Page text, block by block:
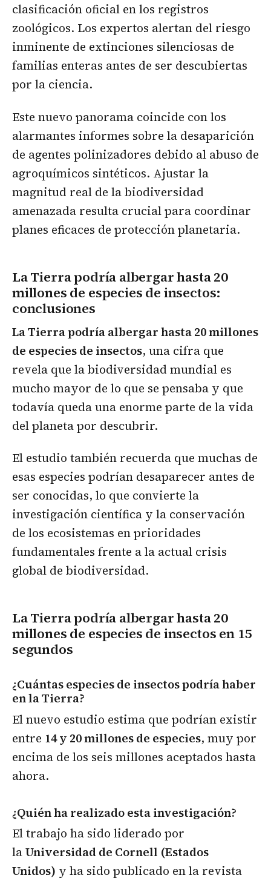
clasificación oficial en los registros
zoológicos. Los expertos alertan del riesgo
inminente de extinciones silenciosas de
familias enteras antes de ser descubiertas
por la ciencia.
Este nuevo panorama coincide con los
alarmantes informes sobre la desaparición
de agentes polinizadores debido al abuso de
agroquímicos sintéticos. Ajustar la
magnitud real de la biodiversidad
amenazada resulta crucial para coordinar
planes eficaces de protección planetaria.
La Tierra podría albergar hasta 20
millones de especies de insectos:
conclusiones
La Tierra podría albergar hasta 20 millones
de especies de insectos, una cifra que
revela que la biodiversidad mundial es
mucho mayor de lo que se pensaba y que
todavía queda una enorme parte de la vida
del planeta por descubrir.
El estudio también recuerda que muchas de
esas especies podrían desaparecer antes de
ser conocidas, lo que convierte la
investigación científica y la conservación
de los ecosistemas en prioridades
fundamentales frente a la actual crisis
global de biodiversidad.
La Tierra podría albergar hasta 20
millones de especies de insectos en 15
segundos
¿Cuántas especies de insectos podría haber
en la Tierra?
El nuevo estudio estima que podrían existir
entre 14 y 20 millones de especies, muy por
encima de los seis millones aceptados hasta
ahora.
¿Quién ha realizado esta investigación?
El trabajo ha sido liderado por
laUniversidad de Cornell (Estados
Unidos) y ha sido publicado en la revista